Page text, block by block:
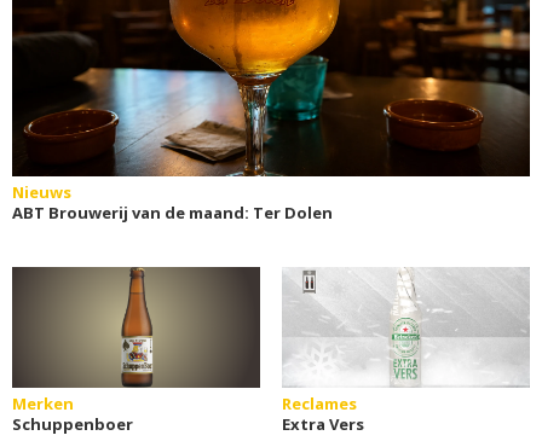
Nieuws
ABT Brouwerij van de maand: Ter Dolen
Merken
Schuppenboer
Reclames
Extra Vers